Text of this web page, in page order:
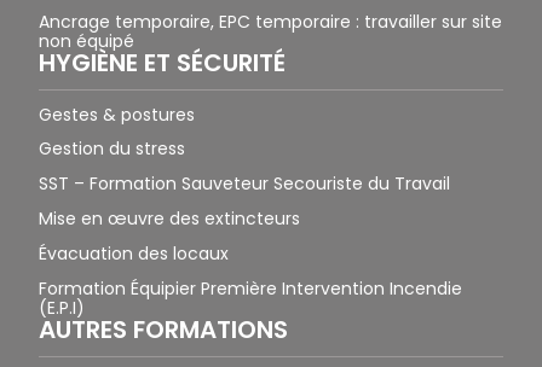
Ancrage temporaire, EPC temporaire : travailler sur site
non équipé
HYGIÈNE ET SÉCURITÉ
Gestes & postures
Gestion du stress
SST – Formation Sauveteur Secouriste du Travail
Mise en œuvre des extincteurs
Évacuation des locaux
Formation Équipier Première Intervention Incendie
(E.P.I)
AUTRES FORMATIONS